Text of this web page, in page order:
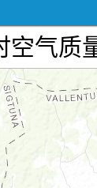
空气质